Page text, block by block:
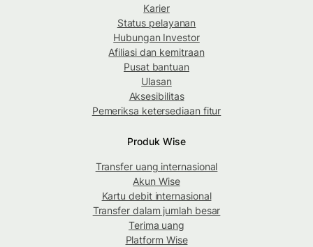
Karier
Status pelayanan
Hubungan Investor
Afiliasi dan kemitraan
Pusat bantuan
Ulasan
Aksesibilitas
Pemeriksa ketersediaan fitur
Produk Wise
Transfer uang internasional
Akun Wise
Kartu debit internasional
Transfer dalam jumlah besar
Terima uang
Platform Wise